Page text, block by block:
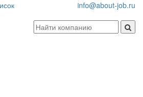
info@about-job.ru